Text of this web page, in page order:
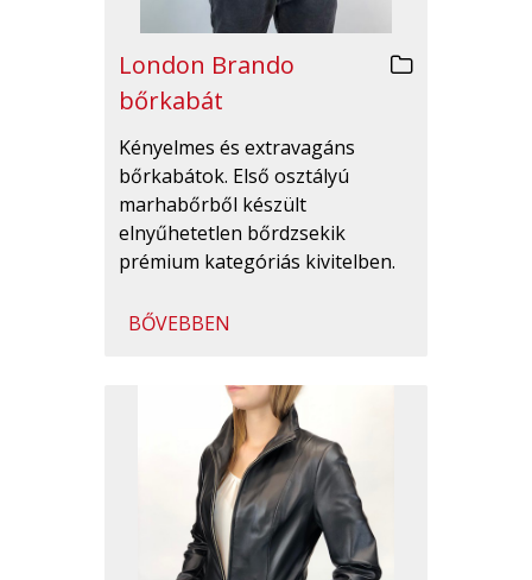
London Brando
bőrkabát
Kényelmes és extravagáns
bőrkabátok. Első osztályú
marhabőrből készült
elnyűhetetlen bőrdzsekik
prémium kategóriás kivitelben.
BŐVEBBEN